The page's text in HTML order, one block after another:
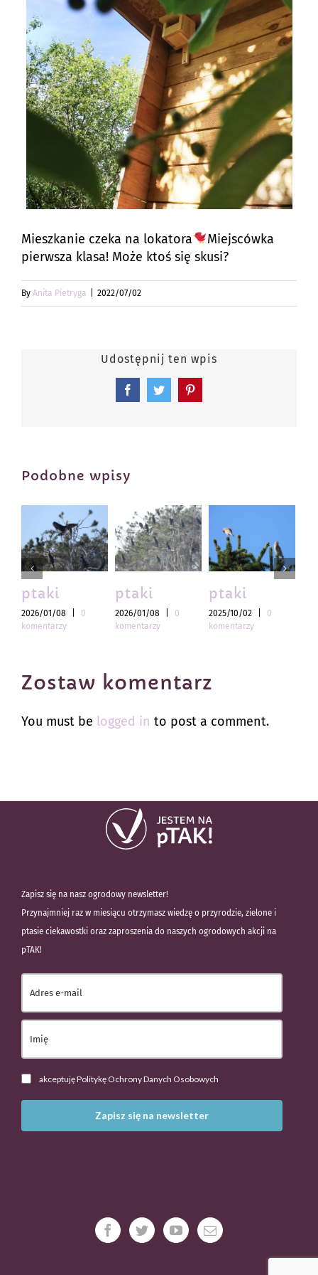
Mieszkanie czeka na lokatora
Miejscówka
pierwsza klasa! Może ktoś się skusi?
By Anita Pietryga 2022/07/02
Udostępnij ten wpis
FacebookTwitterPinterest
Podobne wpisy
ptaki
2026/01/08
0
komentarzy
ptaki
2026/01/08
0
komentarzy
ptaki
2025/10/02
0
komentarzy
Zostaw komentarz
You must be logged in to post a comment.
Zapisz się na nasz ogrodowy newsletter!
Przynajmniej raz w miesiącu otrzymasz wiedzę o przyrodzie, zielone i
ptasie ciekawostki oraz zaproszenia do naszych ogrodowych akcji na
pTAK!
akceptuję Politykę Ochrony Danych Osobowych
Zapisz się na newsletter